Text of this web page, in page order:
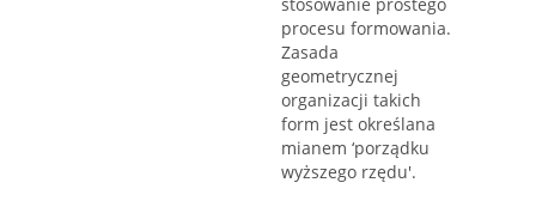
stosowanie prostego
procesu formowania.
Zasada
geometrycznej
organizacji takich
form jest określana
mianem ‘porządku
wyższego rzędu'.